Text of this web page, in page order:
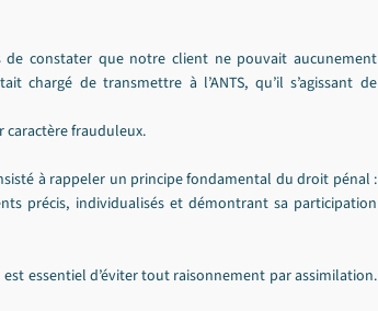
de constater que notre client ne pouvait aucunement
chargé de transmettre à l’ANTS, qu’il s’agissant de
caractère frauduleux.
à rappeler un principe fondamental du droit pénal :
précis, individualisés et démontrant sa participation
essentiel d’éviter tout raisonnement par assimilation.